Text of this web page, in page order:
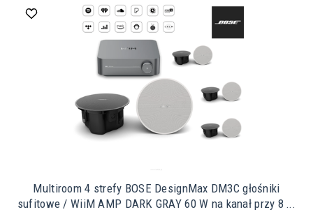
Multiroom 4 strefy BOSE DesignMax DM3C głośniki
sufitowe / WiiM AMP DARK GRAY 60 W na kanał przy 8 ...